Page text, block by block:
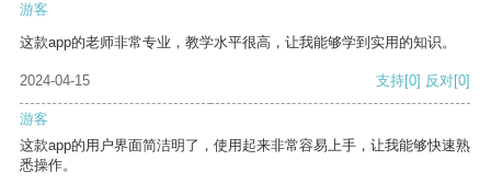
游客
这款app的老师非常专业，教学水平很高，让我能够学到实用的知识。
2024-04-15 支持[0] 反对[0]
游客
这款app的用户界面简洁明了，使用起来非常容易上手，让我能够快速熟
悉操作。